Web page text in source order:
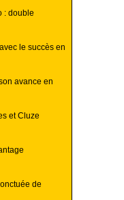
: double
le succès en
avance en
et Cluze
de